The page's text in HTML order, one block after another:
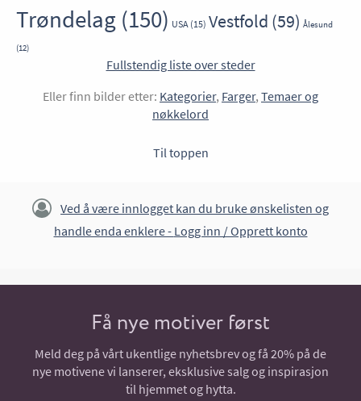
Trøndelag (150) USA (15) Vestfold (59) Ålesund
(12)
Fullstendig liste over steder
Eller finn bilder etter: Kategorier, Farger, Temaer og
nøkkelord
Til toppen
Ved å være innlogget kan du bruke ønskelisten og
handle enda enklere - Logg inn / Opprett konto
Få nye motiver først
Meld deg på vårt ukentlige nyhetsbrev og få 20% på de
nye motivene vi lanserer, eksklusive salg og inspirasjon
til hjemmet og hytta.